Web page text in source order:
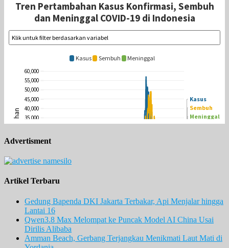
Advertisment
Artikel Terbaru
Gedung Bapenda DKI Jakarta Terbakar, Api Menjalar hingga
Lantai 16
Qwen3.8 Max Melompat ke Puncak Model AI China Usai
Dirilis Alibaba
Amman Beach, Gerbang Terjangkau Menikmati Laut Mati di